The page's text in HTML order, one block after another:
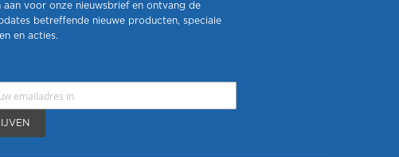
aan voor onze nieuwsbrief en ontvang de
betreffende nieuwe producten, speciale
en acties.